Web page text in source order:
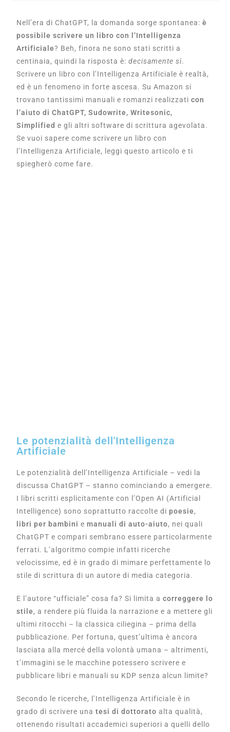
Nell’era di ChatGPT, la domanda sorge spontanea:è
possibile scrivere un libro con l’Intelligenza
Artificiale? Beh, finora ne sono stati scritti a
centinaia, quindi la risposta è:decisamente sì.
Scrivere un libro con l’Intelligenza Artificiale è realtà,
ed è un fenomeno in forte ascesa. Su Amazon si
trovano tantissimi manuali e romanzi realizzaticon
l’aiuto di ChatGPT, Sudowrite, Writesonic,
Simplified e gli altri software di scrittura agevolata.
Se vuoi sapere come scrivere un libro con
l’Intelligenza Artificiale, leggi questo articolo e ti
spiegherò come fare.
Le potenzialità dell'Intelligenza
Artificiale
Le potenzialità dell’Intelligenza Artificiale – vedi la
discussa ChatGPT – stanno cominciando a emergere.
I libri scritti esplicitamente con l’Open AI (Artificial
Intelligence) sono soprattutto raccolte dipoesie,
libri per bambini emanuali di auto-aiuto, nei quali
ChatGPT e compari sembrano essere particolarmente
ferrati. L’algoritmo compie infatti ricerche
velocissime, ed è in grado di mimare perfettamente lo
stile di scrittura di un autore di media categoria.
E l’autore “ufficiale” cosa fa? Si limita acorreggere lo
stile, a rendere più fluida la narrazione e a mettere gli
ultimi ritocchi – la classica ciliegina – prima della
pubblicazione. Per fortuna, quest’ultima è ancora
lasciata alla mercé della volontà umana – altrimenti,
t’immagini se le macchine potessero scrivere e
pubblicare libri e manuali su KDP senza alcun limite?
Secondo le ricerche, l’Intelligenza Artificiale è in
grado di scrivere unatesi di dottorato alta qualità,
ottenendo risultati accademici superiori a quelli dello